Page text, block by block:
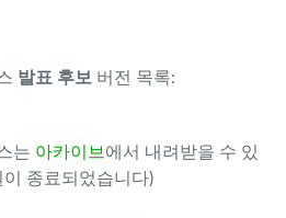
발표 후보 버전 목록:
는 아카이브 에서 내려받을 수 있
종료되었습니다)